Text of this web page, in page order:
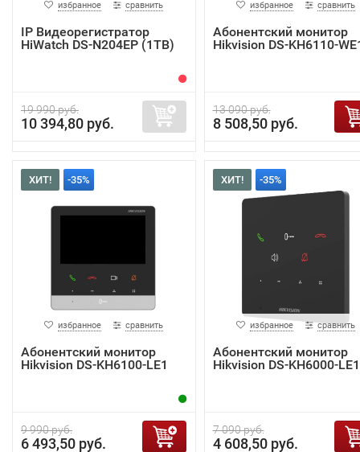
избранное сравнить
IP Видеорегистратор
HiWatch DS-N204EP (1TB)
19 990 руб.
10 394,80 руб.
избранное сравнить
Абонентский монитор
Hikvision DS-KH6110-
13 090 руб.
8 508,50 руб.
ХИТ! -35%
избранное сравнить
Абонентский монитор
Hikvision DS-KH6100-LE1
9 990 руб.
6 493,50 руб.
ХИТ! -35%
избранное сравнить
Абонентский монитор
Hikvision DS-KH6000-LE1
7 090 руб.
4 608,50 руб.